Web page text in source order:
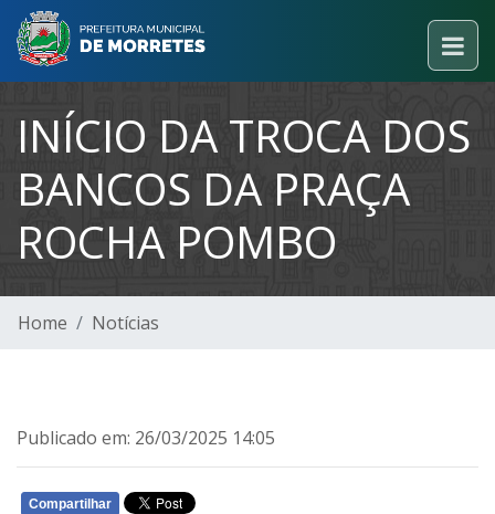
INÍCIO DA TROCA DOS
BANCOS DA PRAÇA
ROCHA POMBO
Home Notícias
Publicado em: 26/03/2025 14:05
Compartilhar